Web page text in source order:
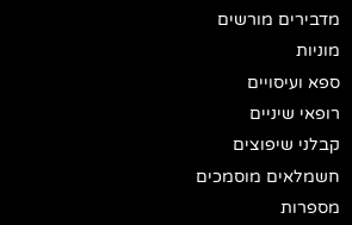
מדבירים מורשים
מוניות
ספא ועיסויים
רופאי שיניים
קבלני שיפוצים
חשמלאים מוסמכים
מספרות